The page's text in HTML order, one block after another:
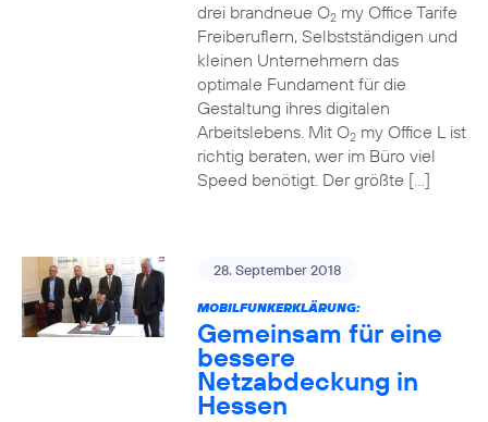
drei brandneue O2my Office Tarife
Freiberuflern, Selbstständigen und
kleinen Unternehmern das
optimale Fundament für die
Gestaltung ihres digitalen
Arbeitslebens. Mit O2my Office L ist
richtig beraten, wer im Büro viel
Speed benötigt. Der größte […]
28. September 2018
MOBILFUNKERKLÄRUNG:
Gemeinsam für eine
bessere
Netzabdeckung in
Hessen